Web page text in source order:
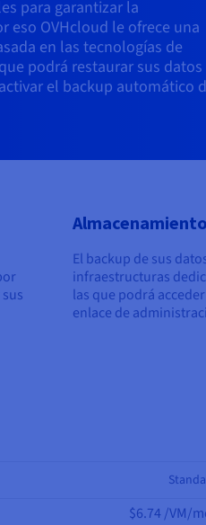
para garantizar la
eso OVHcloud le ofrece una
en las tecnologías de
podrá restaurar sus datos
el backup automático
El backup de sus
infraestructuras
las que podrá
enlace de
$6.74 /VM/